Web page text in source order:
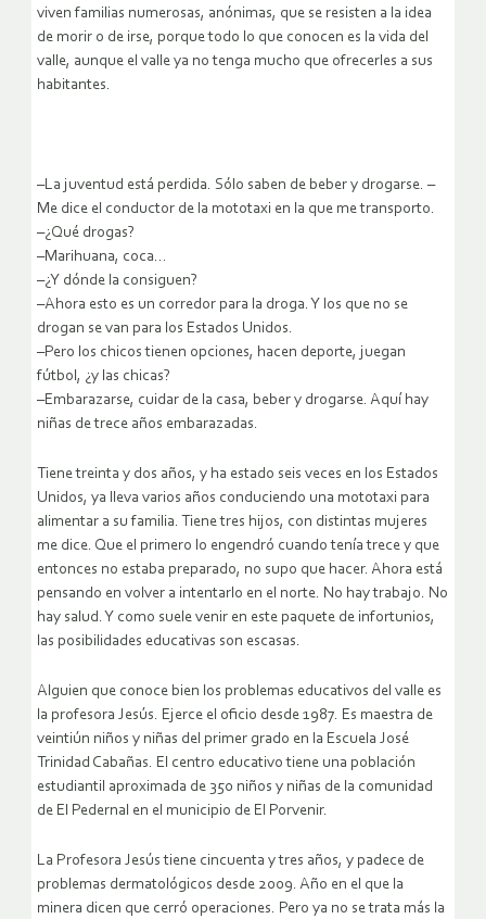
viven familias numerosas, anónimas, que se resisten a la idea
de morir o de irse, porque todo lo que conocen es la vida del
valle, aunque el valle ya no tenga mucho que ofrecerles a sus
habitantes.
–La juventud está perdida. Sólo saben de beber y drogarse. –
Me dice el conductor de la mototaxi en la que me transporto.
–¿Qué drogas?
–Marihuana, coca…
–¿Y dónde la consiguen?
–Ahora esto es un corredor para la droga. Y los que no se
drogan se van para los Estados Unidos.
–Pero los chicos tienen opciones, hacen deporte, juegan
fútbol, ¿y las chicas?
–Embarazarse, cuidar de la casa, beber y drogarse. Aquí hay
niñas de trece años embarazadas.
Tiene treinta y dos años, y ha estado seis veces en los Estados
Unidos, ya lleva varios años conduciendo una mototaxi para
alimentar a su familia. Tiene tres hijos, con distintas mujeres
me dice. Que el primero lo engendró cuando tenía trece y que
entonces no estaba preparado, no supo que hacer. Ahora está
pensando en volver a intentarlo en el norte. No hay trabajo. No
hay salud. Y como suele venir en este paquete de infortunios,
las posibilidades educativas son escasas.
Alguien que conoce bien los problemas educativos del valle es
la profesora Jesús. Ejerce el oficio desde 1987. Es maestra de
veintiún niños y niñas del primer grado en la Escuela José
Trinidad Cabañas. El centro educativo tiene una población
estudiantil aproximada de 350 niños y niñas de la comunidad
de El Pedernal en el municipio de El Porvenir.
La Profesora Jesús tiene cincuenta y tres años, y padece de
problemas dermatológicos desde 2009. Año en el que la
minera dicen que cerró operaciones. Pero ya no se trata más la